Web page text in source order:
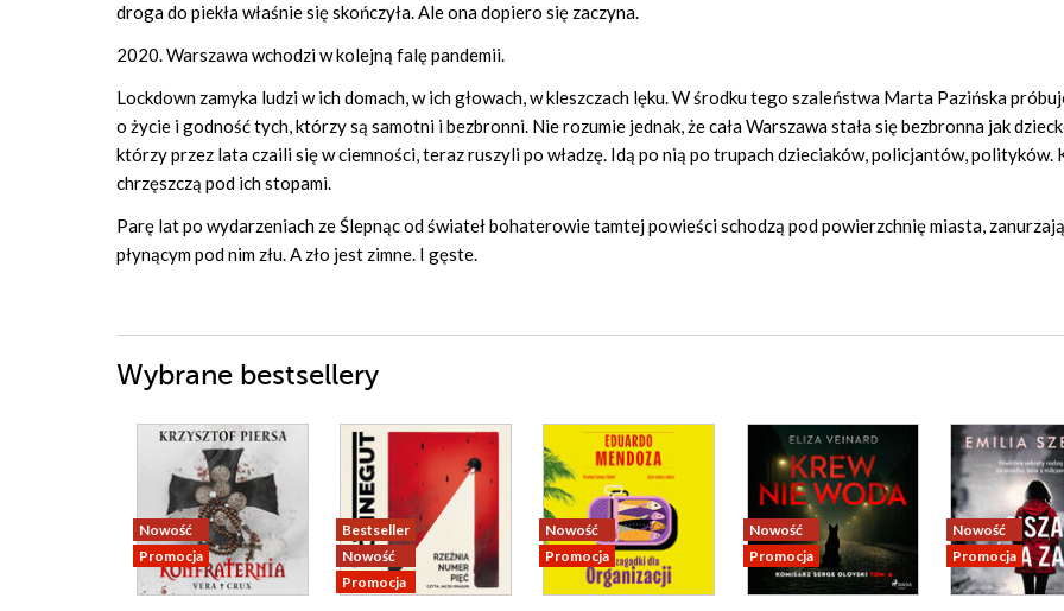
droga do piekła właśnie się skończyła. Ale ona dopiero się zaczyna.
2020. Warszawa wchodzi w kolejną falę pandemii.
Lockdown zamyka ludzi w ich domach, w ich głowach, w kleszczach lęku. W środku tego szaleństwa Marta Pazińska
o życie i godność tych, którzy są samotni i bezbronni. Nie rozumie jednak, że cała Warszawa stała się bezbronna jak
którzy przez lata czaili się w ciemności, teraz ruszyli po władzę. Idą po nią po trupach dzieciaków, policjantów, polityków.
chrzęszczą pod ich stopami.
Parę lat po wydarzeniach ze Ślepnąc od świateł bohaterowie tamtej powieści schodzą pod powierzchnię miasta,
płynącym pod nim złu. A zło jest zimne. I gęste.
Wybrane bestsellery
Nowość
Promocja
Bestseller
Nowość
Promocja
Nowość
Promocja
Nowość
Promocja
Nowość
Promocja